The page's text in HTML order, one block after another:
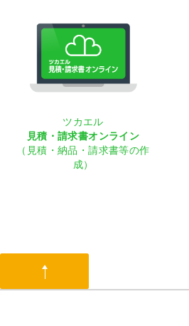
ツカエル
見積・請求書オンライン
（見積・納品・請求書等の作
成）